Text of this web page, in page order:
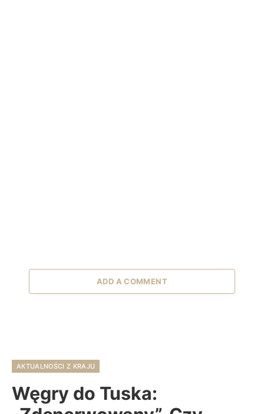
ADD A COMMENT
AKTUALNOŚCI Z KRAJU
Węgry do Tuska: